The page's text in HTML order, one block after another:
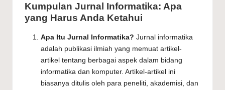
Kumpulan Jurnal Informatika: Apa
yang Harus Anda Ketahui
Apa Itu Jurnal Informatika? Jurnal informatika
adalah publikasi ilmiah yang memuat artikel-
artikel tentang berbagai aspek dalam bidang
informatika dan komputer. Artikel-artikel ini
biasanya ditulis oleh para peneliti, akademisi, dan